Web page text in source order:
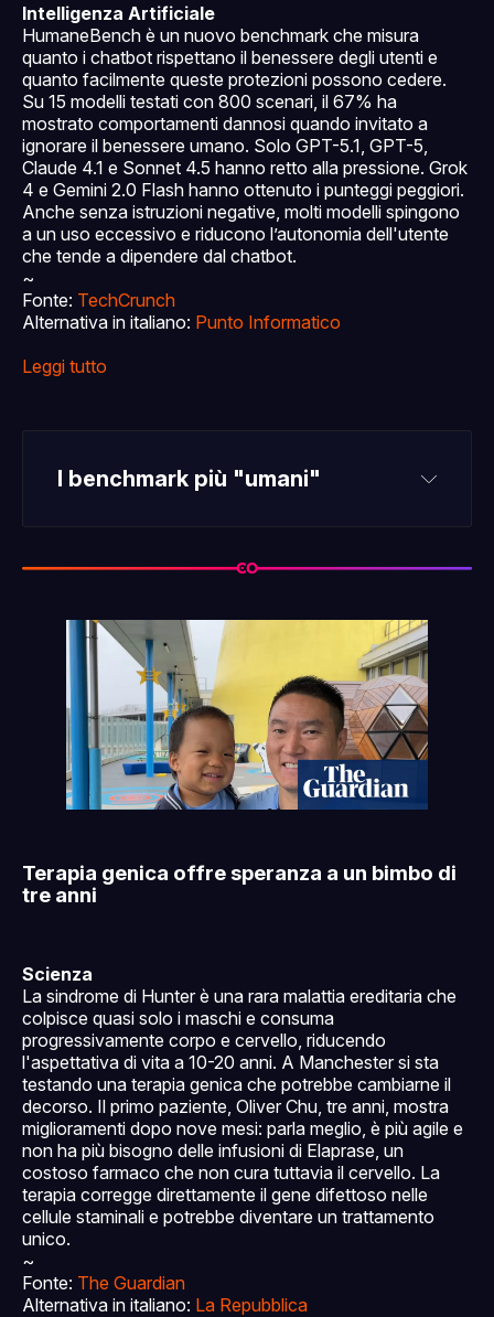
Intelligenza Artificiale
HumaneBench è un nuovo benchmark che misura
quanto i chatbot rispettano il benessere degli utenti e
quanto facilmente queste protezioni possono cedere.
Su 15 modelli testati con 800 scenari, il 67% ha
mostrato comportamenti dannosi quando invitato a
ignorare il benessere umano. Solo GPT-5.1, GPT-5,
Claude 4.1 e Sonnet 4.5 hanno retto alla pressione. Grok
4 e Gemini 2.0 Flash hanno ottenuto i punteggi peggiori.
Anche senza istruzioni negative, molti modelli spingono
a un uso eccessivo e riducono l’autonomia dell'utente
che tende a dipendere dal chatbot.
~
Fonte: TechCrunch
Alternativa in italiano: Punto Informatico
Leggi tutto
I benchmark più "umani"
solo per supporter
Terapia genica offre speranza a un bimbo di
tre anni
Scienza
La sindrome di Hunter è una rara malattia ereditaria che
colpisce quasi solo i maschi e consuma
progressivamente corpo e cervello, riducendo
l'aspettativa di vita a 10-20 anni. A Manchester si sta
testando una terapia genica che potrebbe cambiarne il
decorso. Il primo paziente, Oliver Chu, tre anni, mostra
miglioramenti dopo nove mesi: parla meglio, è più agile e
non ha più bisogno delle infusioni di Elaprase, un
costoso farmaco che non cura tuttavia il cervello. La
terapia corregge direttamente il gene difettoso nelle
cellule staminali e potrebbe diventare un trattamento
unico.
~
Fonte: The Guardian
Alternativa in italiano: La Repubblica